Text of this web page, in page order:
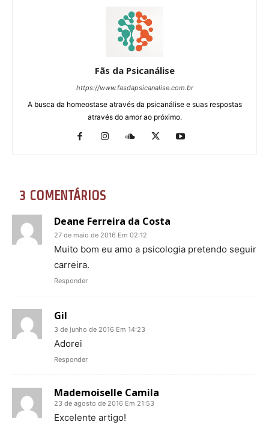
Fãs da Psicanálise
https://www.fasdapsicanalise.com.br
A busca da homeostase através da psicanálise e suas respostas
através do amor ao próximo.
3 COMENTÁRIOS
Deane Ferreira da Costa
27 de maio de 2016 Em 02:12
Muito bom eu amo a psicologia pretendo seguir
carreira.
Responder
Gil
3 de junho de 2016 Em 14:23
Adorei
Responder
Mademoiselle Camila
23 de agosto de 2016 Em 21:53
Excelente artigo!